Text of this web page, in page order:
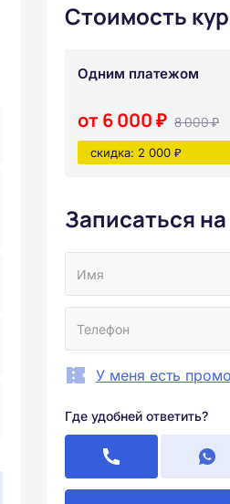
Стоимость
Одним платежом
от 6 000 ₽ 8 000 ₽
скидка: 2 000 ₽
Записаться на
У меня есть
Где удобней ответить?